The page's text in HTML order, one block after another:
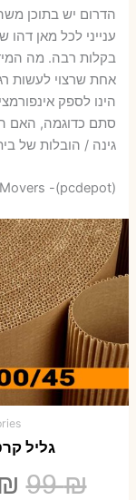
הדרום יש בתוכן
ענייני לכל מאן דהו
בקלות רבה. מה
אחת שרצוי לעשות
הינו לספק
סתם כדוגמה, האם
גינה / הובלות של
Movers -(pcdepot)
גליל
99₪